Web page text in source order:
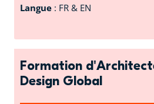
Langue : FR & EN
Formation
Design Global